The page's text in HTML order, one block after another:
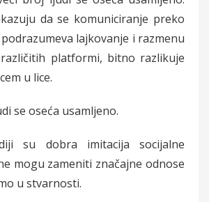
da se komuniciranje preko
lajkovanje i razmenu
platformi, bitno razlikuje
u lice.
se oseća usamljeno.
su dobra imitacija socijalne
mogu zameniti značajne odnose
u stvarnosti.